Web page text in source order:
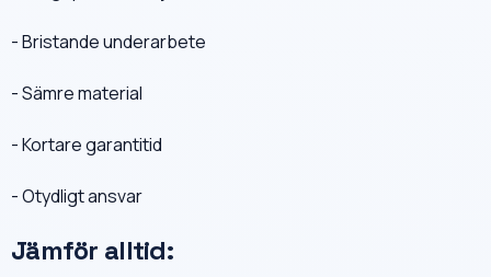
- Bristande underarbete
- Sämre material
- Kortare garantitid
- Otydligt ansvar
Jämför alltid: